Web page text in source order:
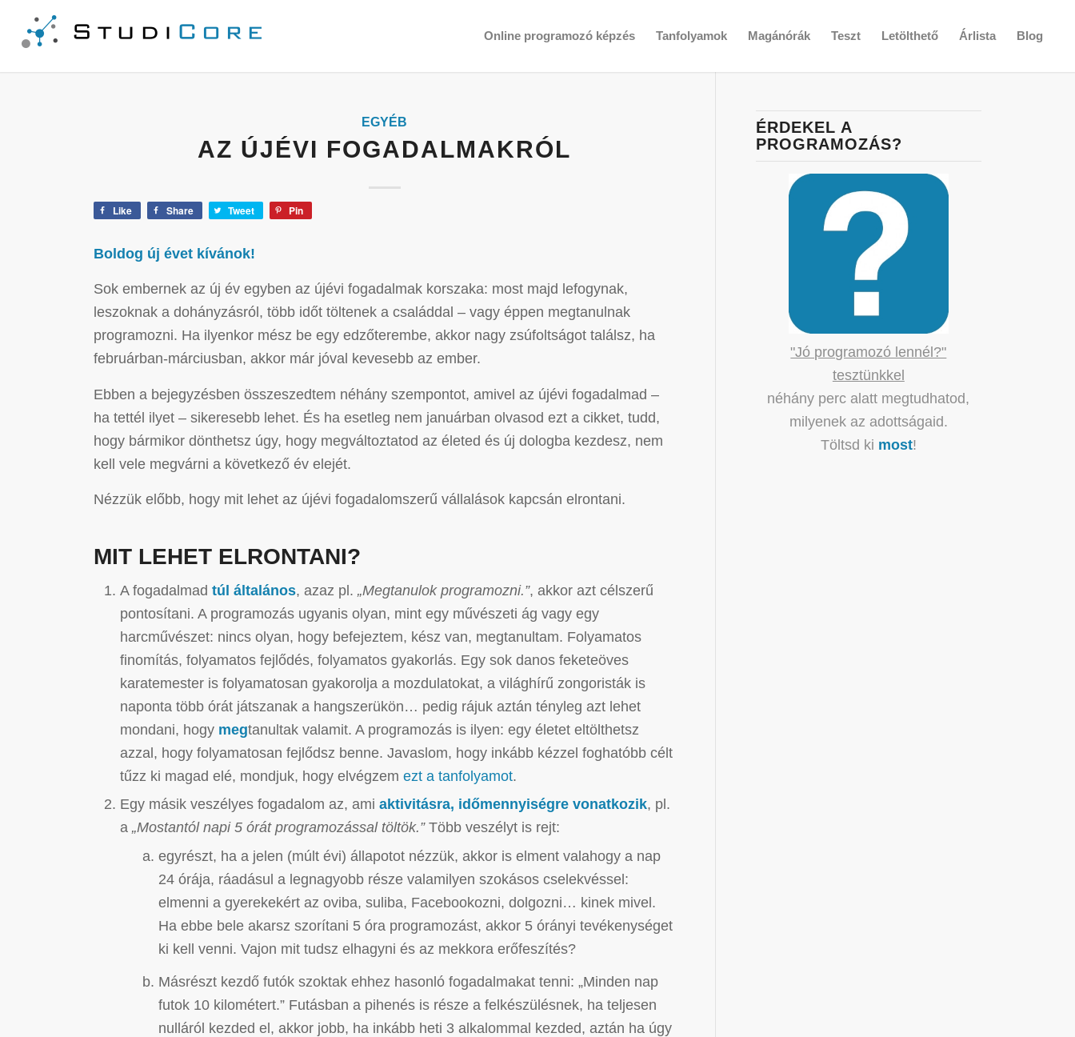
Online programozó képzés Tanfolyamok Magánórák Teszt Letölthető Árlista Blog
EGYÉB
AZ ÚJÉVI FOGADALMAKRÓL
Like Share Tweet Pin
Boldog új évet kívánok!
Sok embernek az új év egyben az újévi fogadalmak korszaka: most majd lefogynak,
leszoknak a dohányzásról, több időt töltenek a családdal – vagy éppen megtanulnak
programozni. Ha ilyenkor mész be egy edzőterembe, akkor nagy zsúfoltságot találsz, ha
februárban-márciusban, akkor már jóval kevesebb az ember.
Ebben a bejegyzésben összeszedtem néhány szempontot, amivel az újévi fogadalmad –
ha tettél ilyet – sikeresebb lehet. És ha esetleg nem januárban olvasod ezt a cikket, tudd,
hogy bármikor dönthetsz úgy, hogy megváltoztatod az életed és új dologba kezdesz, nem
kell vele megvárni a következő év elejét.
Nézzük előbb, hogy mit lehet az újévi fogadalomszerű vállalások kapcsán elrontani.
MIT LEHET ELRONTANI?
A fogadalmadtúl általános, azaz pl.„Megtanulok programozni.”, akkor azt célszerű
pontosítani. A programozás ugyanis olyan, mint egy művészeti ág vagy egy
harcművészet: nincs olyan, hogy befejeztem, kész van, megtanultam. Folyamatos
finomítás, folyamatos fejlődés, folyamatos gyakorlás. Egy sok danos feketeöves
karatemester is folyamatosan gyakorolja a mozdulatokat, a világhírű zongoristák is
naponta több órát játszanak a hangszerükön… pedig rájuk aztán tényleg azt lehet
mondani, hogy megtanultak valamit. A programozás is ilyen: egy életet eltölthetsz
azzal, hogy folyamatosan fejlődsz benne. Javaslom, hogy inkább kézzel foghatóbb célt
tűzz ki magad elé, mondjuk, hogy elvégzemezt a tanfolyamot.
Egy másik veszélyes fogadalom az, amiaktivitásra, időmennyiségre vonatkozik, pl.
a„Mostantól napi 5 órát programozással töltök.”Több veszélyt is rejt:
egyrészt, ha a jelen (múlt évi) állapotot nézzük, akkor is elment valahogy a nap
24 órája, ráadásul a legnagyobb része valamilyen szokásos cselekvéssel:
elmenni a gyerekekért az oviba, suliba, Facebookozni, dolgozni… kinek mivel.
Ha ebbe bele akarsz szorítani 5 óra programozást, akkor 5 órányi tevékenységet
ki kell venni. Vajon mit tudsz elhagyni és az mekkora erőfeszítés?
Másrészt kezdő futók szoktak ehhez hasonló fogadalmakat tenni: „Minden nap
futok 10 kilométert.” Futásban a pihenés is része a felkészülésnek, ha teljesen
nulláról kezded el, akkor jobb, ha inkább heti 3 alkalommal kezded, aztán ha úgy
ÉRDEKEL A
PROGRAMOZÁS?
"Jó programozó lennél?"
tesztünkkel
néhány perc alatt megtudhatod,
milyenek az adottságaid.
Töltsd ki most!